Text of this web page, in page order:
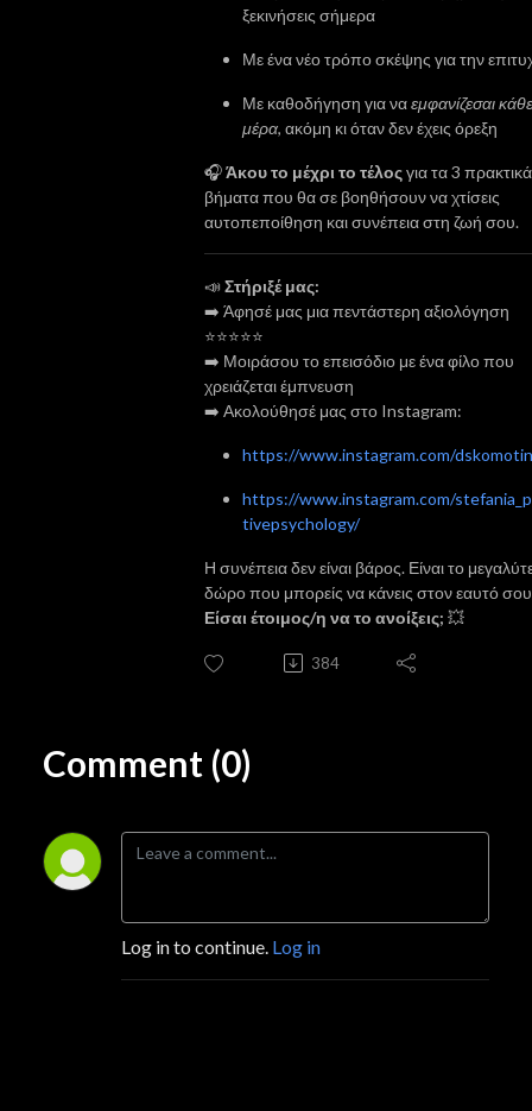
ξεκινήσεις σήμερα
Με ένα νέο τρόπο σκέψης για την
Με καθοδήγηση για ναεμφανίζεσαι κάθε
μέρα, ακόμη κι όταν δεν έχεις όρεξη
🎧Άκου το μέχρι το τέλοςγια τα 3 πρακτικά
βήματα που θα σε βοηθήσουν να χτίσεις
αυτοπεποίθηση και συνέπεια στη ζωή σου.
📣 Στήριξέ μας:
➡️ Άφησέ μας μια πεντάστερη αξιολόγηση
⭐⭐⭐⭐⭐
➡️ Μοιράσου το επεισόδιο με ένα φίλο που
χρειάζεται έμπνευση
➡️ Ακολούθησέ μας στο Instagram:
https://www.instagram.com/
https://www.instagram.com/
tivepsychology/
Η συνέπεια δεν είναι βάρος. Είναι το
δώρο που μπορείς να κάνεις στον εαυτό
Είσαι έτοιμος/η να το ανοίξεις; 💥
384
Comment (0)
Log in to continue. Log in